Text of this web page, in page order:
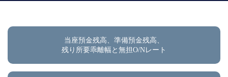
当座預金残高、準備預金残高、
残り所要乖離幅と無担O/Nレート